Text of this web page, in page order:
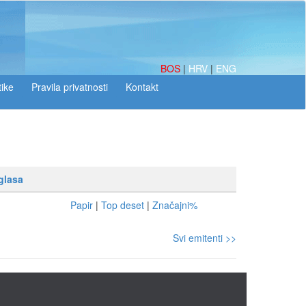
BOS | HRV | ENG
Papir | Top deset | Značajni%
Svi emitenti >>